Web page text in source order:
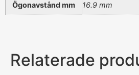
Ögonavstånd mm 16.9 mm
Relaterade